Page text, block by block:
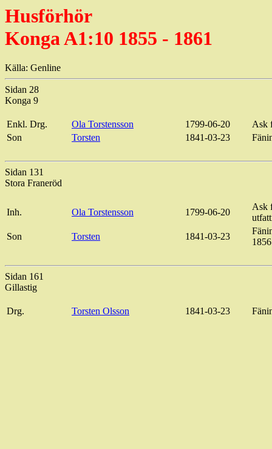
Husförhör
Konga A1:10 1855 - 1861
Källa: Genline
Sidan 28
Konga 9
Enkl. Drg. Ola Torstensson 1799-06-20
Ask
Son
Torsten 1841-03-23
Sidan 131
Stora Franeröd
Inh. Ola Torstensson 1799-06-20
Ask
Son
Torsten 1841-03-23
1856
Sidan 161
Gillastig
Drg. Torsten Olsson 1841-03-23